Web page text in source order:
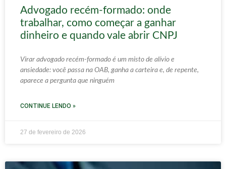
Advogado recém-formado: onde
trabalhar, como começar a ganhar
dinheiro e quando vale abrir CNPJ
Virar advogado recém-formado é um misto de alívio e
ansiedade: você passa na OAB, ganha a carteira e, de repente,
aparece a pergunta que ninguém
CONTINUE LENDO »
27 de fevereiro de 2026